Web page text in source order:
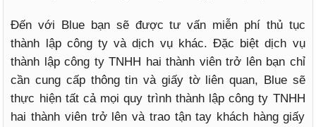
Đến với Blue bạn sẽ được tư vấn miễn phí thủ tục
thành lập công ty và dịch vụ khác. Đặc biệt dịch vụ
thành lập công ty TNHH hai thành viên trở lên bạn chỉ
cần cung cấp thông tin và giấy tờ liên quan, Blue sẽ
thực hiện tất cả mọi quy trình thành lập công ty TNHH
hai thành viên trở lên và trao tận tay khách hàng giấy